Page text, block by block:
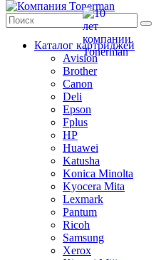
Каталог картриджей
Avision
Brother
Canon
Deli
Epson
Fplus
HP
Huawei
Katusha
Konica Minolta
Kyocera Mita
Lexmark
Pantum
Ricoh
Samsung
Xerox